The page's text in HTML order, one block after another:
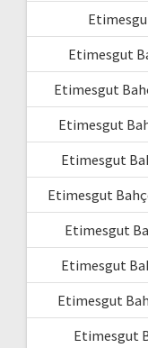
Etimesgut
Etimesgut
Etimesgut
Etimesgut
Etimesgut
Etimesgut
Etimesgut
Etimesgut
Etimesgut